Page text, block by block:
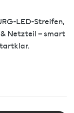
LED-Streifen,
Netzteil – smart